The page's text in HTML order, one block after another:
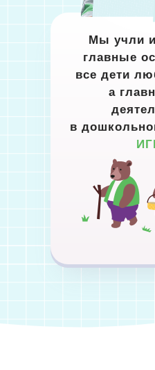
Мы учли
главные
все дети
а
в